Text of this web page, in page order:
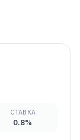
СТАВКА
0.8%